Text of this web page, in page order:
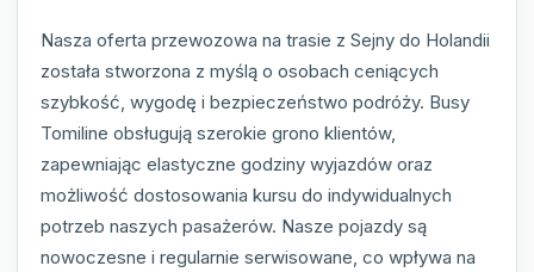
Nasza oferta przewozowa na trasie z Sejny do Holandii
została stworzona z myślą o osobach ceniących
szybkość, wygodę i bezpieczeństwo podróży. Busy
Tomiline obsługują szerokie grono klientów,
zapewniając elastyczne godziny wyjazdów oraz
możliwość dostosowania kursu do indywidualnych
potrzeb naszych pasażerów. Nasze pojazdy są
nowoczesne i regularnie serwisowane, co wpływa na